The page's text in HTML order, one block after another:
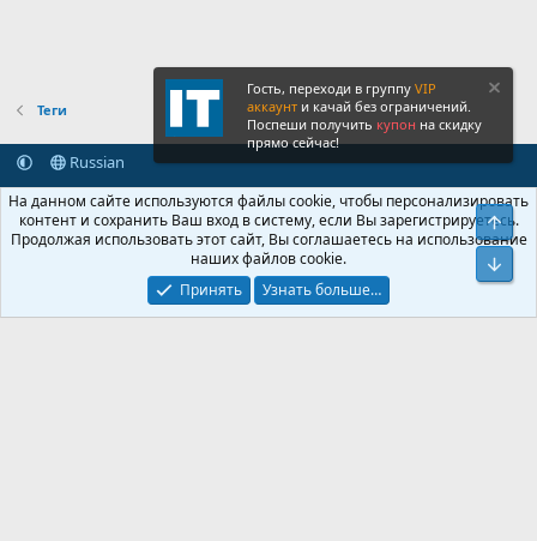
Теги
Russian
Обратная связь
Условия и правила
Политика конфиденциальности
Помощь Главная
R
S
S
Community platform by XenForo® © 2010-2026 XenForo Ltd.
Крупнейший форум по обмену приватной информацией
© 2013-2026 ITNULL.me| XenForo® © 2026 XenForo Ltd.
Гость, переходи в группу VIP
аккаунт и качай без ограничений.
Поспеши получить купон на скидку
прямо сейчас!
На данном сайте используются файлы cookie, чтобы персонализировать
контент и сохранить Ваш вход в систему, если Вы зарегистрируетесь.
Продолжая использовать этот сайт, Вы соглашаетесь на использование
наших файлов cookie.
Принять
Узнать больше…